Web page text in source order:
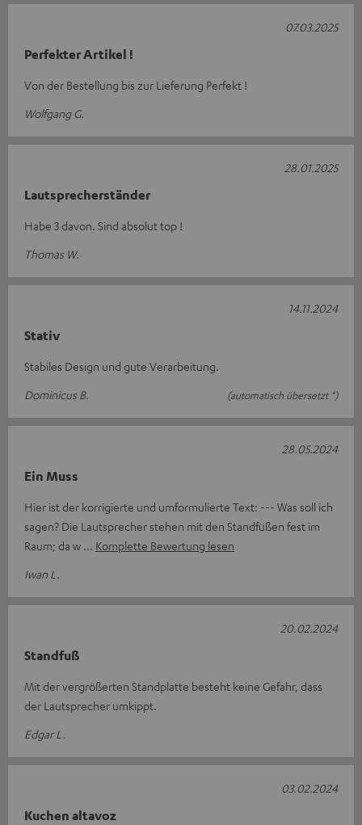
Perfekter Artikel !
Von der Bestellung bis zur Lieferung Perfekt !
Wolfgang G.
07.03.2025
Lautsprecherständer
Habe 3 davon. Sind absolut top !
Thomas W.
28.01.2025
Stativ
Stabiles Design und gute Verarbeitung.
Dominicus B.
(automatisch übersetzt *)
14.11.2024
Ein Muss
Hier ist der korrigierte und umformulierte Text: --- Was soll ich
sagen? Die Lautsprecher stehen mit den Standfüßen fest im
Raum; da w
Komplette Bewertung lesen
Iwan L.
28.05.2024
Standfuß
Mit der vergrößerten Standplatte besteht keine Gefahr, dass
der Lautsprecher umkippt.
Edgar L.
20.02.2024
Kuchen altavoz
03.02.2024